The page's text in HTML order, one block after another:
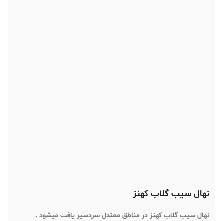
نهال سیب گلاب کهنز
نهال سیب گلاب کهنز در مناطق معتدل سردسیر یافت میشود .